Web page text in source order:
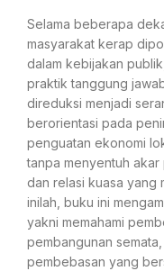
Selama beberapa
masyarakat kerap
dalam kebijakan
praktik tanggung
direduksi menjadi
berorientasi pada
penguatan ekonomi
tanpa menyentuh
dan relasi kuasa yang
inilah, buku ini
yakni memahami
pembangunan
pembebasan yang